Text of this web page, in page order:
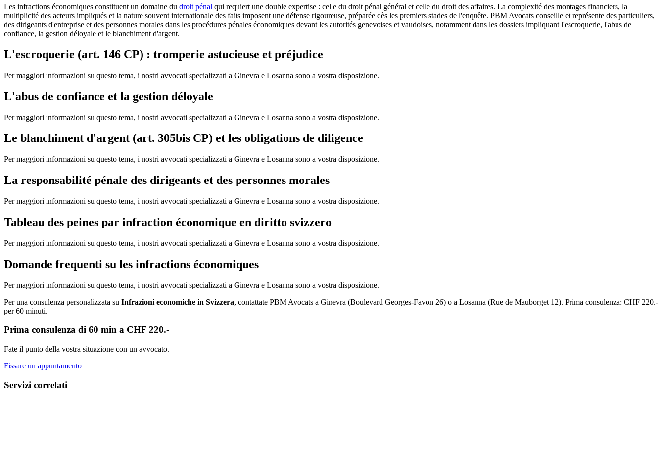
Les infractions économiques constituent un domaine du droit pénal qui requiert une double expertise : celle du droit pénal général et celle du droit des affaires. La complexité des montages financiers, la
multiplicité des acteurs impliqués et la nature souvent internationale des faits imposent une défense rigoureuse, préparée dès les premiers stades de l'enquête. PBM Avocats conseille et représente des particuliers,
des dirigeants d'entreprise et des personnes morales dans les procédures pénales économiques devant les autorités genevoises et vaudoises, notamment dans les dossiers impliquant l'escroquerie, l'abus de
confiance, la gestion déloyale et le blanchiment d'argent.
L'escroquerie (art. 146 CP) : tromperie astucieuse et préjudice
Per maggiori informazioni su questo tema, i nostri avvocati specializzati a Ginevra e Losanna sono a vostra disposizione.
L'abus de confiance et la gestion déloyale
Per maggiori informazioni su questo tema, i nostri avvocati specializzati a Ginevra e Losanna sono a vostra disposizione.
Le blanchiment d'argent (art. 305bis CP) et les obligations de diligence
Per maggiori informazioni su questo tema, i nostri avvocati specializzati a Ginevra e Losanna sono a vostra disposizione.
La responsabilité pénale des dirigeants et des personnes morales
Per maggiori informazioni su questo tema, i nostri avvocati specializzati a Ginevra e Losanna sono a vostra disposizione.
Tableau des peines par infraction économique en diritto svizzero
Per maggiori informazioni su questo tema, i nostri avvocati specializzati a Ginevra e Losanna sono a vostra disposizione.
Domande frequenti su les infractions économiques
Per maggiori informazioni su questo tema, i nostri avvocati specializzati a Ginevra e Losanna sono a vostra disposizione.
Per una consulenza personalizzata su Infrazioni economiche in Svizzera, contattate PBM Avocats a Ginevra (Boulevard Georges-Favon 26) o a Losanna (Rue de Mauborget 12). Prima consulenza: CHF 220.-
per 60 minuti.
Prima consulenza di 60 min a CHF 220.-
Fate il punto della vostra situazione con un avvocato.
Fissare un appuntamento
Servizi correlati